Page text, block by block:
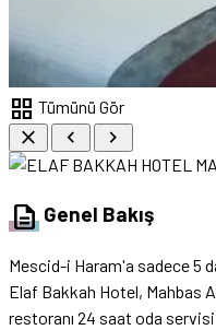
grid_view Tümünü Gör
close chevron_left chevron_right
description Genel Bakış
Mescid-i Haram'a sadece 5
Elaf Bakkah Hotel, Mahbas
restoranı 24 saat oda